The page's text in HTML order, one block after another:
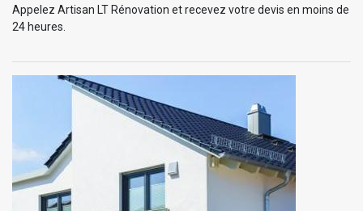
Appelez Artisan LT Rénovation et recevez votre devis en moins de
24 heures.